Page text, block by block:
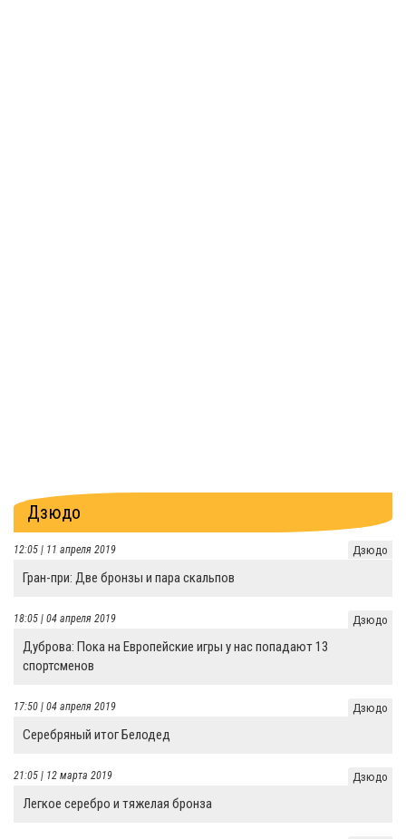
Дзюдо
Дзюдо
12:05 | 11 апреля 2019
Гран-при: Две бронзы и пара скальпов
Дзюдо
18:05 | 04 апреля 2019
Дуброва: Пока на Европейские игры у нас попадают 13
спортсменов
Дзюдо
17:50 | 04 апреля 2019
Серебряный итог Белодед
Дзюдо
21:05 | 12 марта 2019
Легкое серебро и тяжелая бронза